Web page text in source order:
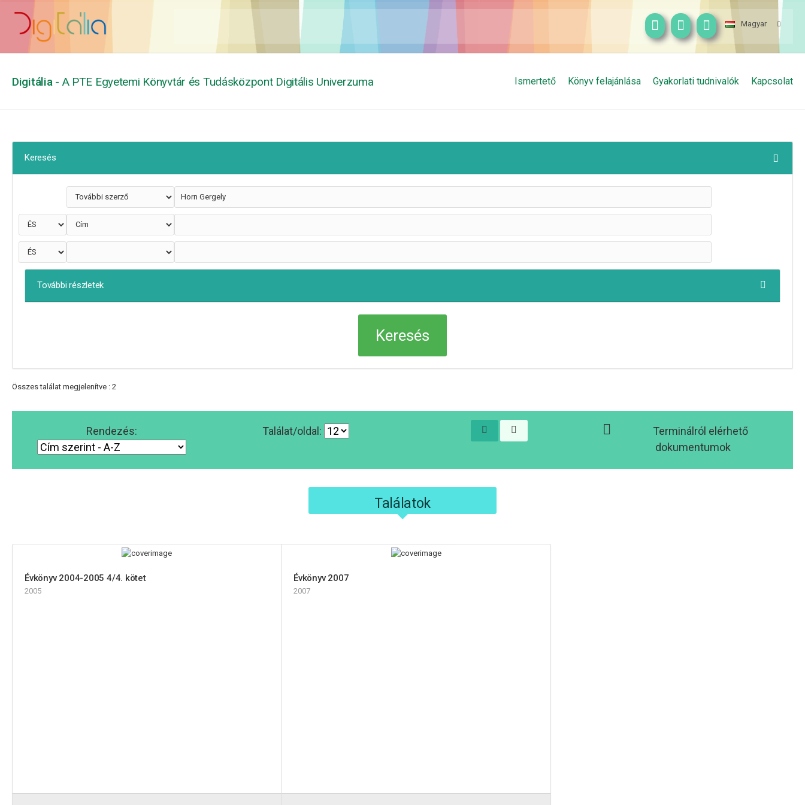
Magyar
Digitália - A PTE Egyetemi Könyvtár és Tudásközpont Digitális Univerzuma Ismertető Könyv felajánlása Gyakorlati tudnivalók Kapcsolat
Keresés
További részletek
Összes találat megjelenítve : 2
Rendezés: Találat/oldal:
Terminálról elérhető
dokumentumok
Találatok
Évkönyv 2004-2005 4/4. kötet
2005
Évkönyv 2007
2007